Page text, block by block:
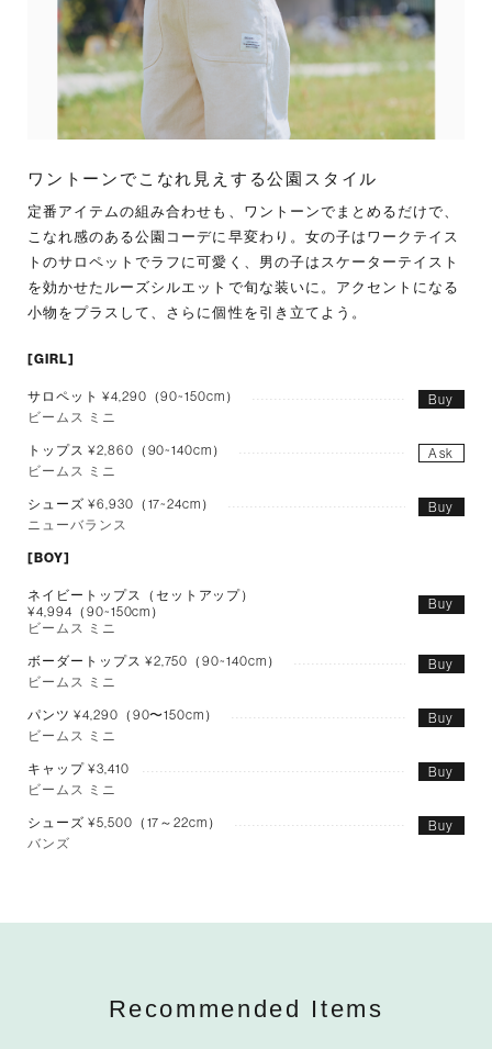
ワントーンでこなれ見えする公園スタイル
定番アイテムの組み合わせも、ワントーンでまとめるだけで、
こなれ感のある公園コーデに早変わり。女の子はワークテイス
トのサロペットでラフに可愛く、男の子はスケーターテイスト
を効かせたルーズシルエットで旬な装いに。アクセントになる
小物をプラスして、さらに個性を引き立てよう。
[GIRL]
サロペット ¥4,290（90~150cm）
ビームス ミニ
Buy
トップス ¥2,860（90~140cm）
ビームス ミニ
Ask
シューズ ¥6,930（17~24cm）
ニューバランス
Buy
[BOY]
ネイビートップス（セットアップ）
¥4,994（90~150cm）
ビームス ミニ
Buy
ボーダートップス ¥2,750（90~140cm）
ビームス ミニ
Buy
パンツ ¥4,290（90〜150cm）
ビームス ミニ
Buy
キャップ ¥3,410
ビームス ミニ
Buy
シューズ ¥5,500（17～22cm）
バンズ
Buy
Recommended Items